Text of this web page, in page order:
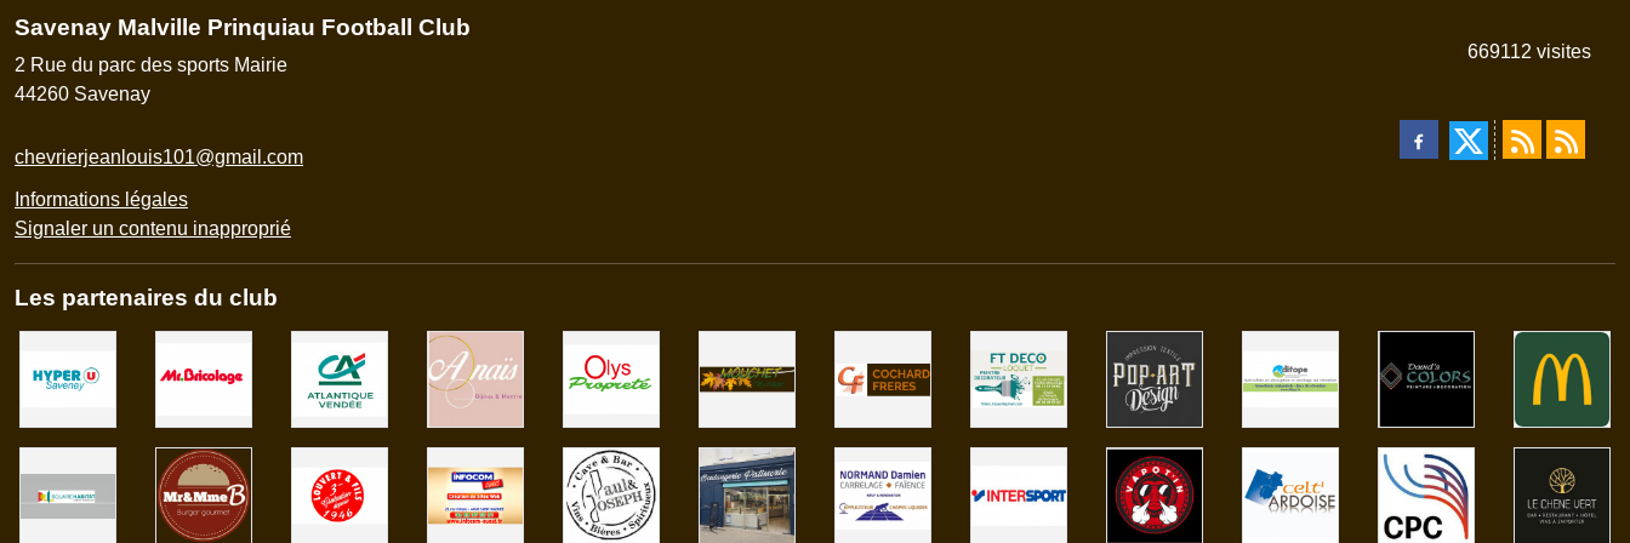
Savenay Malville Prinquiau Football Club
2 Rue du parc des sports Mairie
44260 Savenay
chevrierjeanlouis101@gmail.com
Informations légales
Signaler un contenu inapproprié
669112 visites
Les partenaires du club